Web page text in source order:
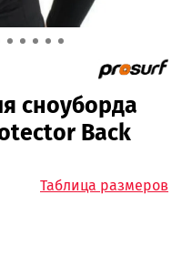
сноуборда
Back
Таблица размеров